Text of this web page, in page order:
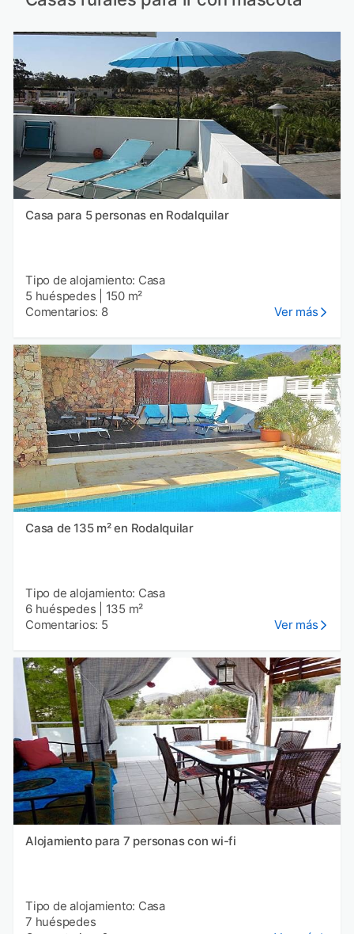
Casa para 5 personas en Rodalquilar
Tipo de alojamiento: Casa
5 huéspedes
150 m²
Comentarios: 8
Ver más
Casa de 135 m² en Rodalquilar
Tipo de alojamiento: Casa
6 huéspedes
135 m²
Comentarios: 5
Ver más
Alojamiento para 7 personas con wi-fi
Tipo de alojamiento: Casa
7 huéspedes